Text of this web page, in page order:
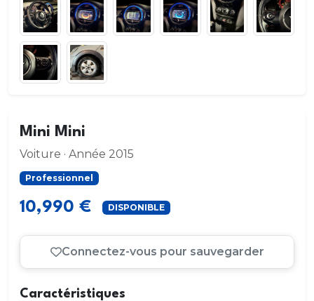
Mini Mini
Voiture · Année 2015
Professionnel
10,990 € DISPONIBLE
Connectez-vous pour sauvegarder
Caractéristiques